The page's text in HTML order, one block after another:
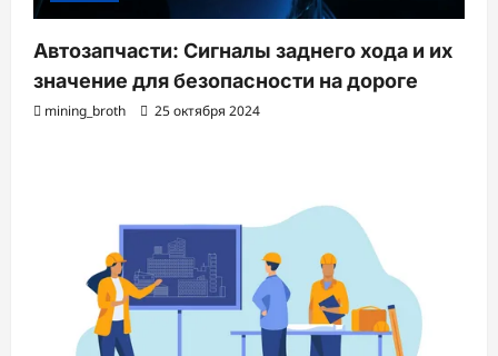
Автозапчасти: Сигналы заднего хода и их
значение для безопасности на дороге
mining_broth 25 октября 2024